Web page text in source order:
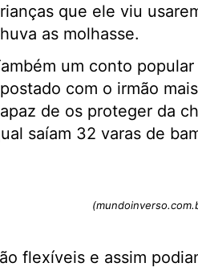
que ele viu
as molhasse.
um conto
com o irmão
de os proteger da
saíam 32 varas de
flexíveis e assim